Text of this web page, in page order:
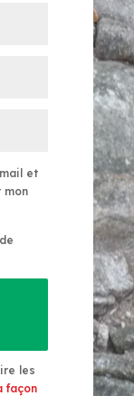
et
mon
les
façon